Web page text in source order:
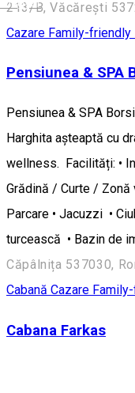
213/B, Văcărești
Cazare Family-friendly
Pensiunea & SPA
Pensiunea & SPA
Harghita așteaptă cu
wellness. Facilități: •
Grădină / Curte / Zonă
Parcare • Jacuzzi •
turcească • Bazin de
Căpâlnița 537030,
Cabană Cazare
Cabana Farkas